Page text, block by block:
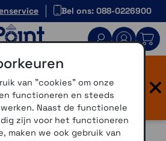
Bel ons: 088-0226900
Onze website heeft
Dezelfde vertrouwde
dan in een modern jasje.
nieuw is.
×
>Schuberth C5
van "cookies" om onze
functioneren en steeds
Naast de functionele
zijn voor het functioneren
maken we ook gebruik van